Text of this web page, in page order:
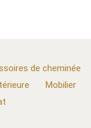
de cheminée
Mobilier